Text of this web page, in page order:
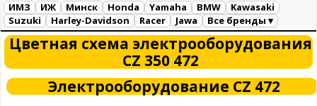
ИМЗ ИЖ Минск Honda Yamaha BMW
Kawasaki
Suzuki
Harley-Davidson Racer Jawa
Все бренды ▾
Все марки
Загрузка...
Цветная схема электрооборудования
CZ 350 472
Электрооборудование CZ 472